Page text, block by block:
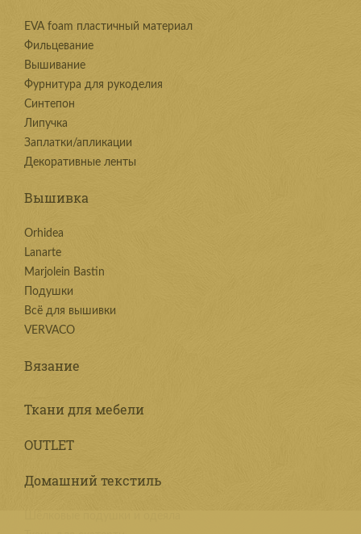
EVA foam пластичный материал
Фильцевание
Вышивание
Фурнитура для рукоделия
Синтепон
Липучка
Заплатки/апликации
Декоративные ленты
Вышивка
Orhidea
Lanarte
Marjolein Bastin
Подушки
Всё для вышивки
VERVACO
Вязание
Ткани для мебели
OUTLET
Домашний текстиль